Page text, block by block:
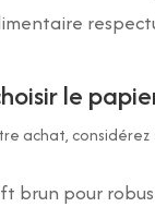
le
achat, considérez :
brun pour